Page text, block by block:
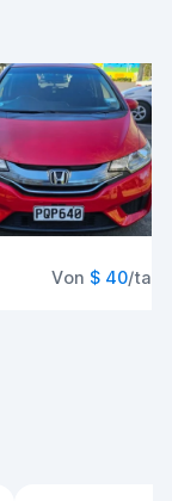
Von $ 40/tag